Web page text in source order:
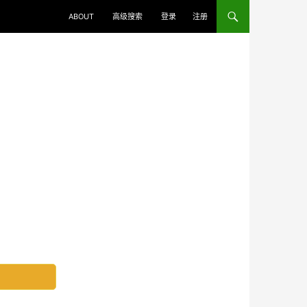
ABOUT 高级搜索 登录 注册